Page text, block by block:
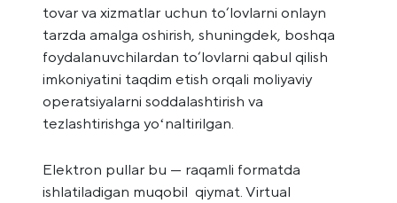
tovar va xizmatlar uchun to‘lovlarni onlayn
tarzda amalga oshirish, shuningdek, boshqa
foydalanuvchilardan to‘lovlarni qabul qilish
imkoniyatini taqdim etish orqali moliyaviy
operatsiyalarni soddalashtirish va
tezlashtirishga yoʻnaltirilgan.
Elektron pullar bu — raqamli formatda
ishlatiladigan muqobil qiymat. Virtual